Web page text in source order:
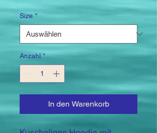
Size *
Anzahl *
In den Warenkorb